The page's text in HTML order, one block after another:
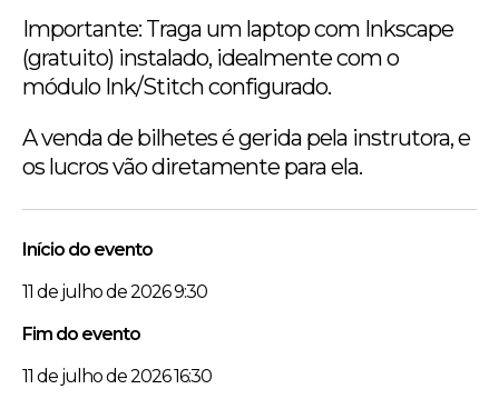
Importante: Traga um laptop com Inkscape
(gratuito) instalado, idealmente com o
módulo Ink/Stitch configurado.
A venda de bilhetes é gerida pela instrutora, e
os lucros vão diretamente para ela.
Início do evento
11 de julho de 2026 9:30
Fim do evento
11 de julho de 2026 16:30